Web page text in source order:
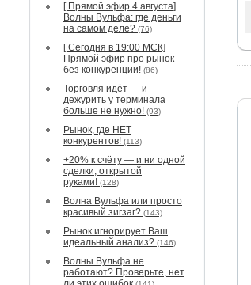
[ Прямой эфир 4 августа]
Волны Вульфа: где деньги
на самом деле? (76)
[ Сегодня в 19:00 МСК]
Прямой эфир про рынок
без конкуренции! (86)
Торговля идёт — и
дежурить у терминала
больше не нужно! (93)
Рынок, где НЕТ
конкурентов! (113)
+20% к счёту — и ни одной
сделки, открытой
руками! (128)
Волна Вульфа или просто
красивый зигзаг? (143)
Рынок игнорирует Ваш
идеальный анализ? (146)
Волны Вульфа не
работают? Проверьте, нет